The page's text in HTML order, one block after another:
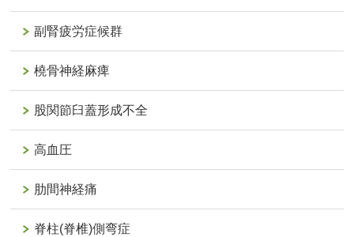
副腎疲労症候群
橈骨神経麻痺
股関節臼蓋形成不全
高血圧
肋間神経痛
脊柱(脊椎)側弯症